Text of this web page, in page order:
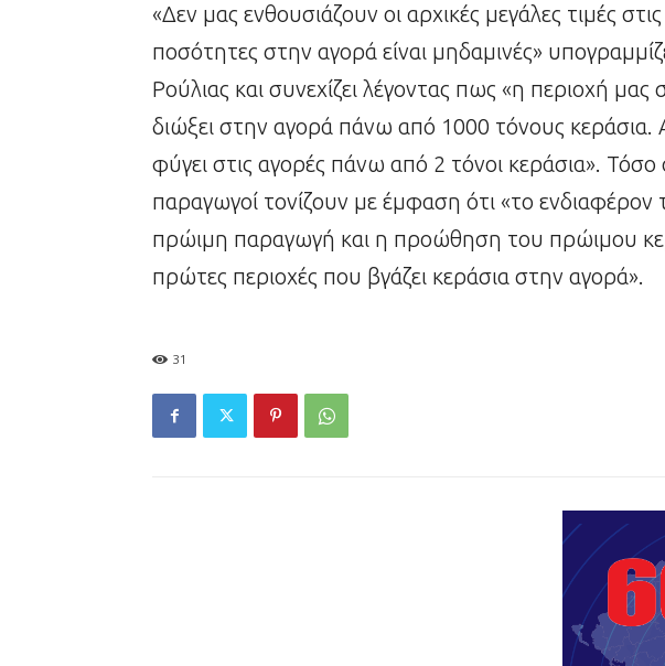
«Δεν μας ενθουσιάζουν οι αρχικές μεγάλες τιμές
ποσότητες στην αγορά είναι μηδαμινές»
Ρούλιας και συνεχίζει λέγοντας πως «η περιοχή
διώξει στην αγορά πάνω από 1000 τόνους κεράσια.
φύγει στις αγορές πάνω από 2 τόνοι κεράσια». Τόσο
παραγωγοί τονίζουν με έμφαση ότι «το ενδιαφέρον
πρώιμη παραγωγή και η προώθηση του πρώιμου
πρώτες περιοχές που βγάζει κεράσια στην αγορά».
31